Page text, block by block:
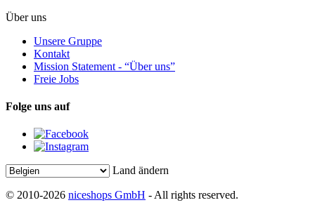
Über uns
Unsere Gruppe
Kontakt
Mission Statement - “Über uns”
Freie Jobs
Folge uns auf
Land ändern
© 2010-2026 niceshops GmbH - All rights reserved.